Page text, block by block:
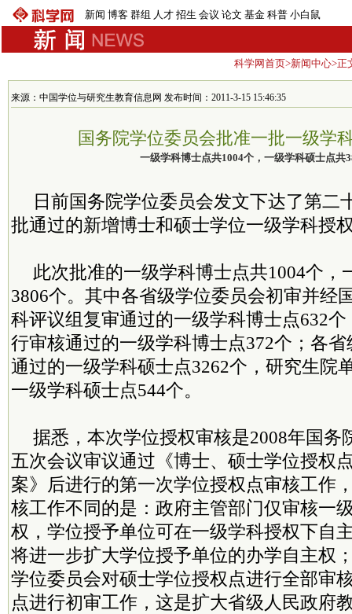
新闻 博客 群组 人才 招生 会议 论文 基金 科普 小白鼠
科学网首页>新闻中心>正
来源：中国学位与研究生教育信息网 发布时间：2011-3-15 15:46:35
国务院学位委员会批准一批一级学
一级学科博士点共1004个，一级学科硕士点共
日前国务院学位委员会发文下达了第二
批通过的新增博士和硕士学位一级学科授
此次批准的一级学科博士点共1004个，
3806个。其中各省级学位委员会初审并经
科评议组复审通过的一级学科博士点632
行审核通过的一级学科博士点372个；各
通过的一级学科硕士点3262个，研究生院
一级学科硕士点544个。
据悉，本次学位授权审核是2008年国务
五次会议审议通过《博士、硕士学位授权
案》后进行的第一次学位授权点审核工作
核工作不同的是：政府主管部门仅审核一
权，学位授予单位可在一级学科授权下自
将进一步扩大学位授予单位的办学自主权
学位委员会对硕士学位授权点进行全部审
点进行初审工作，这是扩大省级人民政府